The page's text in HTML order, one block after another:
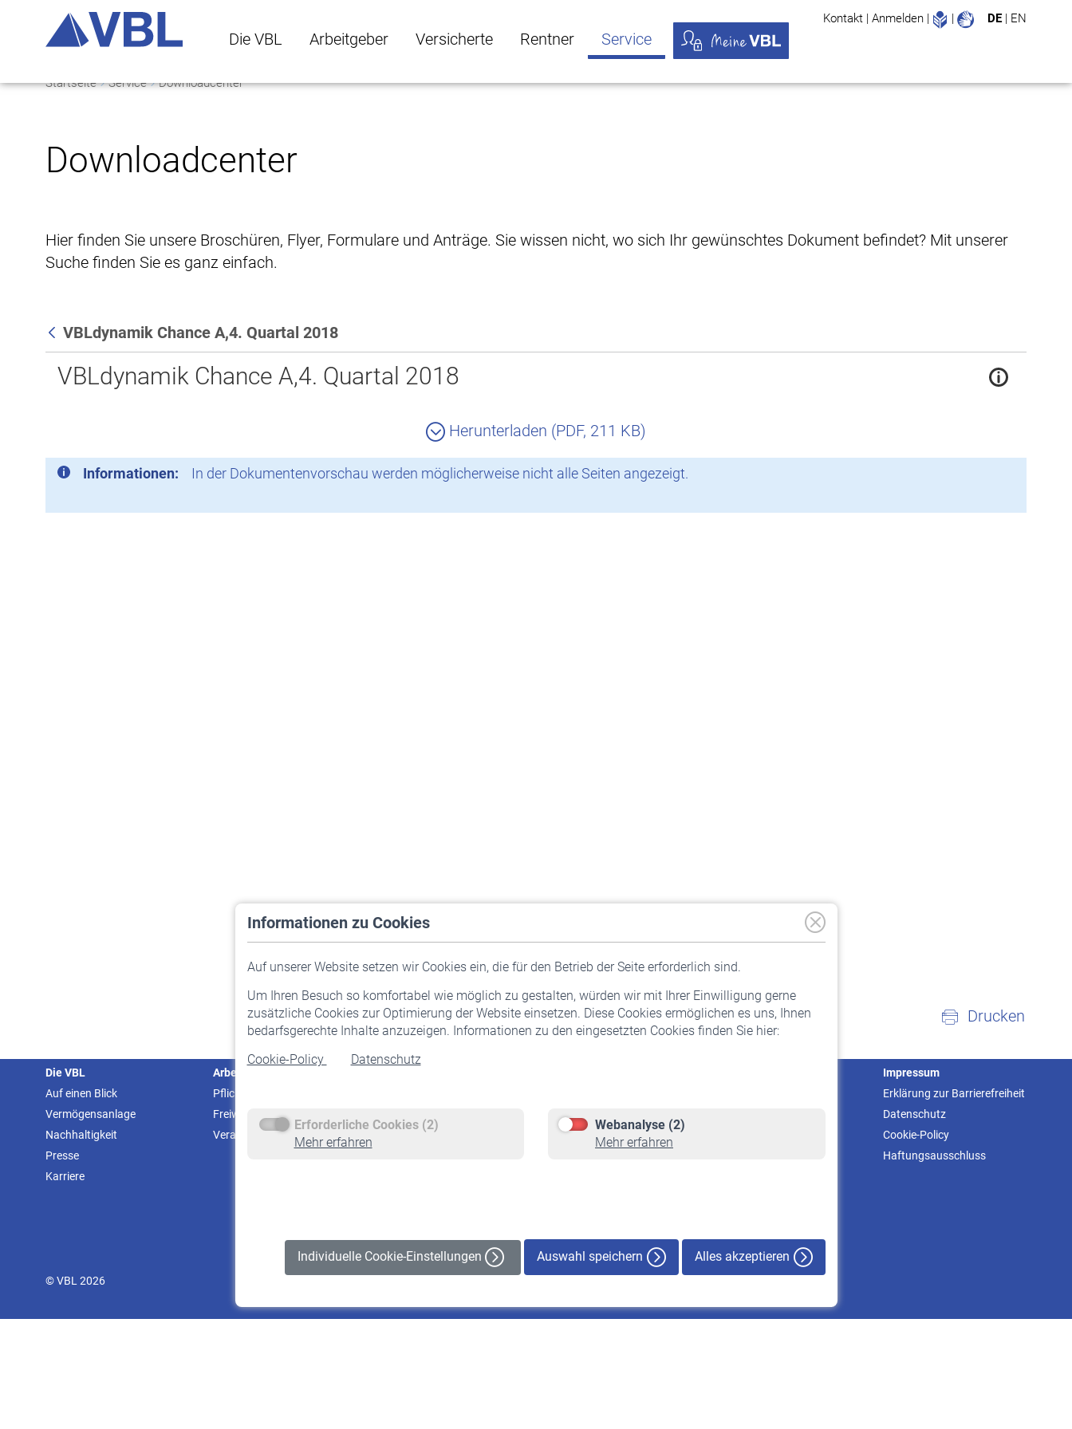
Die VBL Arbeitgeber Versicherte Rentner Service
Kontakt | Anmelden | Leichte Sprache
| DE | EN
Startseite Service Downloadcenter
Downloadcenter
Hier finden Sie unsere Broschüren, Flyer, Formulare und Anträge. Sie wissen nicht, wo sich Ihr gewünschtes Dokument befindet? Mit unserer
Suche finden Sie es ganz einfach.
Zurück
VBLdynamik Chance A,4. Quartal 2018
VBLdynamik Chance A,4. Quartal 2018
Herunterladen (PDF, 211 KB)
Informationen: In der Dokumentenvorschau werden möglicherweise nicht alle Seiten angezeigt.
Informationen zu Cookies
Auf unserer Website setzen wir Cookies ein, die für den Betrieb der Seite erforderlich sind.
Um Ihren Besuch so komfortabel wie möglich zu gestalten, würden wir mit Ihrer Einwilligung gerne
zusätzliche Cookies zur Optimierung der Website einsetzen. Diese Cookies ermöglichen es uns, Ihnen
bedarfsgerechte Inhalte anzuzeigen. Informationen zu den eingesetzten Cookies finden Sie hier:
Cookie-Policy
Datenschutz
Erforderliche Cookies (2)
Mehr erfahren
Webanalyse (2)
Mehr erfahren
Individuelle Cookie-Einstellungen Auswahl speichern Alles akzeptieren
Drucken
Die VBL
Auf einen Blick
Vermögensanlage
Nachhaltigkeit
Presse
Karriere
Arbeitgeber
Pflichtversicherung
Freiwillige Versicherung
Veranstaltungen
Staatliche Förderung
Rente beantragen
Rentenauszahlung
Impressum
Erklärung zur Barrierefreiheit
Datenschutz
Cookie-Policy
Haftungsausschluss
© VBL 2026